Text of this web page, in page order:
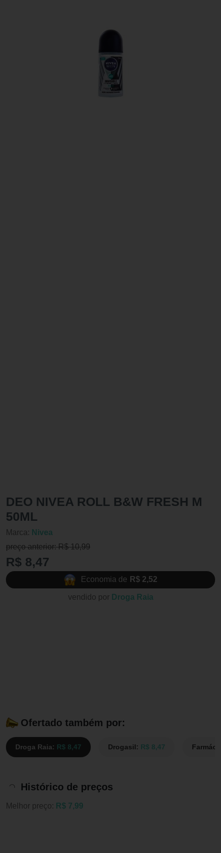
DEO NIVEA ROLL B&W FRESH M
50ML
Marca: Nivea
preço anterior: R$ 10,99
R$ 8,47
Economia de R$ 2,52
vendido por Droga Raia
Ofertado também por:
Droga Raia: R$ 8,47 Drogasil: R$ 8,47
Histórico de preços
Melhor preço: R$ 7,99